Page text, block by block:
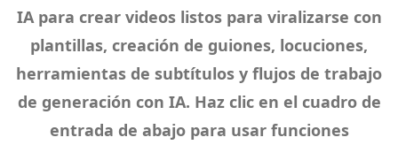
IA para crear videos listos para viralizarse con
plantillas, creación de guiones, locuciones,
herramientas de subtítulos y flujos de trabajo
de generación con IA. Haz clic en el cuadro de
entrada de abajo para usar funciones